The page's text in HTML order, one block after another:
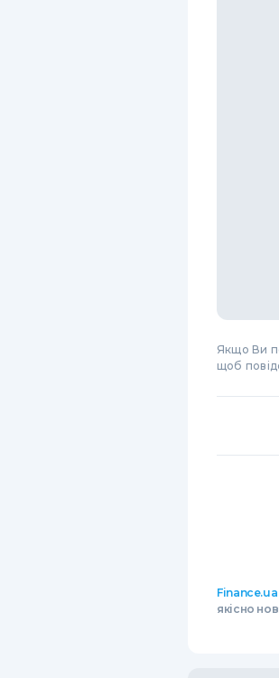
Якщо Ви
щоб
Finance.ua
якісно